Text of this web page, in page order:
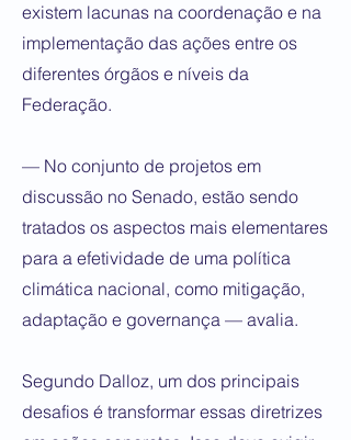
existem lacunas na coordenação e na
implementação das ações entre os
diferentes órgãos e níveis da
Federação.
— No conjunto de projetos em
discussão no Senado, estão sendo
tratados os aspectos mais elementares
para a efetividade de uma política
climática nacional, como mitigação,
adaptação e governança — avalia.
Segundo Dalloz, um dos principais
desafios é transformar essas diretrizes